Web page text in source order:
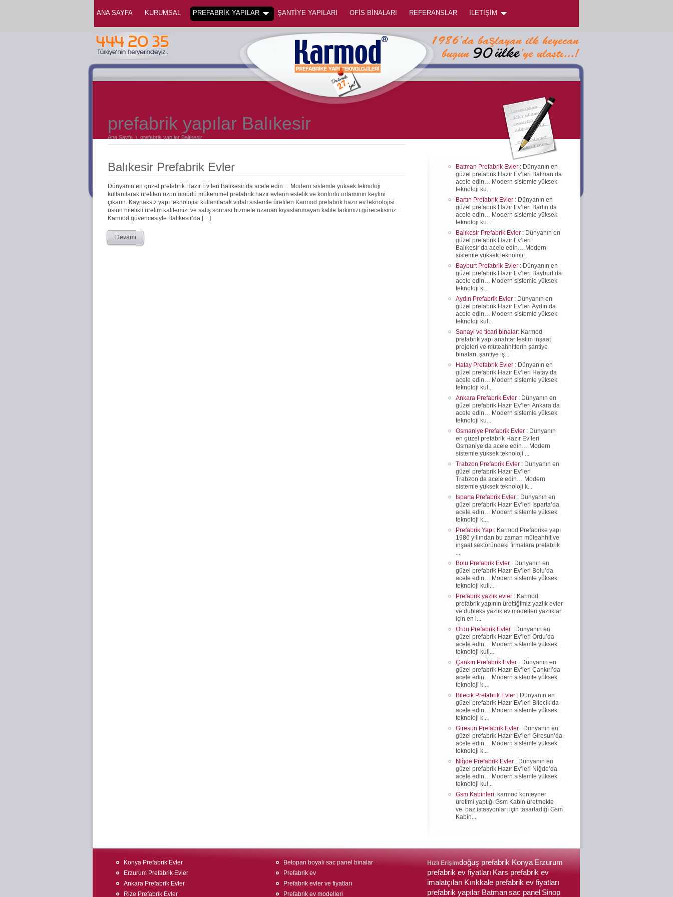
ANA SAYFA KURUMSAL PREFABRİK YAPILAR ŞANTİYE YAPILARI OFİS BİNALARI REFERANSLAR İLETİŞİM
prefabrik yapılar Balıkesir
Ana Sayfa \ prefabrik yapılar Balıkesir
Balıkesir Prefabrik Evler
Dünyanın en güzel prefabrik Hazır Ev’leri Balıkesir’da acele edin… Modern sistemle yüksek teknoloji
kullanılarak üretilen uzun ömürlü mükemmel prefabrik hazır evlerin estetik ve konforlu ortamının keyfini
çıkarın. Kaynaksız yapı teknolojisi kullanılarak vidalı sistemle üretilen Karmod prefabrik hazır ev teknolojisi
üstün nitelikli üretim kalitemizi ve satış sonrası hizmete uzanan kıyaslanmayan kalite farkımızı göreceksiniz.
Karmod güvencesiyle Balıkesir’da […]
Devamı
Batman Prefabrik Evler : Dünyanın en
güzel prefabrik Hazır Ev’leri Batman’da
acele edin… Modern sistemle yüksek
teknoloji ku...
Bartın Prefabrik Evler : Dünyanın en
güzel prefabrik Hazır Ev’leri Bartın’da
acele edin… Modern sistemle yüksek
teknoloji ku...
Balıkesir Prefabrik Evler : Dünyanın en
güzel prefabrik Hazır Ev’leri
Balıkesir’da acele edin… Modern
sistemle yüksek teknoloji...
Bayburt Prefabrik Evler : Dünyanın en
güzel prefabrik Hazır Ev’leri Bayburt’da
acele edin… Modern sistemle yüksek
teknoloji k...
Aydın Prefabrik Evler : Dünyanın en
güzel prefabrik Hazır Ev’leri Aydın’da
acele edin… Modern sistemle yüksek
teknoloji kul...
Sanayi ve ticari binalar: Karmod
prefabrik yapı anahtar teslim inşaat
projeleri ve müteahhitlerin şantiye
binaları, şantiye iş...
Hatay Prefabrik Evler : Dünyanın en
güzel prefabrik Hazır Ev’leri Hatay’da
acele edin… Modern sistemle yüksek
teknoloji kul...
Ankara Prefabrik Evler : Dünyanın en
güzel prefabrik Hazır Ev’leri Ankara’da
acele edin… Modern sistemle yüksek
teknoloji ku...
Osmaniye Prefabrik Evler : Dünyanın
en güzel prefabrik Hazır Ev’leri
Osmaniye’da acele edin… Modern
sistemle yüksek teknoloji ...
Trabzon Prefabrik Evler : Dünyanın en
güzel prefabrik Hazır Ev’leri
Trabzon’da acele edin… Modern
sistemle yüksek teknoloji k...
Isparta Prefabrik Evler : Dünyanın en
güzel prefabrik Hazır Ev’leri Isparta’da
acele edin… Modern sistemle yüksek
teknoloji k...
Prefabrik Yapı: Karmod Prefabrike yapı
1986 yıllından bu zaman müteahhit ve
inşaat sektöründeki firmalara prefabrik
...
Bolu Prefabrik Evler : Dünyanın en
güzel prefabrik Hazır Ev’leri Bolu’da
acele edin… Modern sistemle yüksek
teknoloji kull...
Prefabrik yazlık evler : Karmod
prefabrik yapının ürettiğimiz yazlık evler
ve dubleks yazlık ev modelleri yazlıklar
için en i...
Ordu Prefabrik Evler : Dünyanın en
güzel prefabrik Hazır Ev’leri Ordu’da
acele edin… Modern sistemle yüksek
teknoloji kull...
Çankırı Prefabrik Evler : Dünyanın en
güzel prefabrik Hazır Ev’leri Çankırı’da
acele edin… Modern sistemle yüksek
teknoloji k...
Bilecik Prefabrik Evler : Dünyanın en
güzel prefabrik Hazır Ev’leri Bilecik’da
acele edin… Modern sistemle yüksek
teknoloji k...
Giresun Prefabrik Evler : Dünyanın en
güzel prefabrik Hazır Ev’leri Giresun’da
acele edin… Modern sistemle yüksek
teknoloji k...
Niğde Prefabrik Evler : Dünyanın en
güzel prefabrik Hazır Ev’leri Niğde’da
acele edin… Modern sistemle yüksek
teknoloji kul...
Gsm Kabinleri: karmod konteyner
üretimi yaptığı Gsm Kabin üretmekte
ve baz istasyonları için tasarladığı Gsm
Kabin...
Konya Prefabrik Evler
Erzurum Prefabrik Evler
Ankara Prefabrik Evler
Rize Prefabrik Evler
Betopan boyalı sac panel binalar
Prefabrik ev
Prefabrik evler ve fiyatları
Prefabrik ev modelleri
Hızlı Erişimdoğuş prefabrik Konya Erzurum
prefabrik ev fiyatları Kars prefabrik ev
imalatçıları Kırıkkale prefabrik ev fiyatları
prefabrik yapılar Batmansac panel Sinop